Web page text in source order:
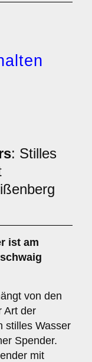
: Stilles
ist am
von den
Art der
stilles Wasser
Spender.
mit